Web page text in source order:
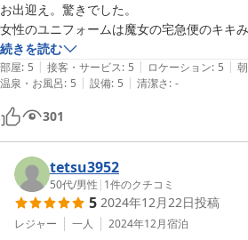
2025-04-27
お出迎え。驚きでした。
女性のユニフォームは魔女の宅急便のキキ
す。いい宿の特徴として若い人が楽しそう
す。とても寒い日でしたがほぼ全面床暖で
屋の温泉も広く、温度も適温。満喫できま
すが、全部おいしい。一つも残す事無く完
作ってくれましたが、お腹いっぱいで残念
た。敷地内の葉が落ちた木々もとても美し
スなく過ごすことが出来ました。リピート
続きを読む
部屋: 5 | 接客・サービス: 5 | ロケーション: 5 |
温泉・お風呂: 5 | 設備: 5 | 清潔さ: -
301
tetsu3952
50代/男性 | 1件のクチコミ
5 2024年12月22日投稿
レジャー 一人 2024年12月宿泊